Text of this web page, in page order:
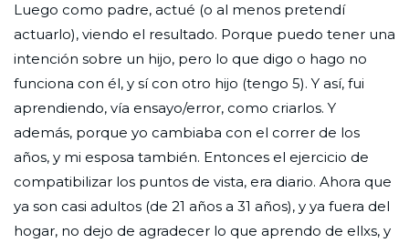
Luego como padre, actué (o al menos pretendí
actuarlo), viendo el resultado. Porque puedo tener una
intención sobre un hijo, pero lo que digo o hago no
funciona con él, y sí con otro hijo (tengo 5). Y así, fui
aprendiendo, vía ensayo/error, como criarlos. Y
además, porque yo cambiaba con el correr de los
años, y mi esposa también. Entonces el ejercicio de
compatibilizar los puntos de vista, era diario. Ahora que
ya son casi adultos (de 21 años a 31 años), y ya fuera del
hogar, no dejo de agradecer lo que aprendo de ellxs, y